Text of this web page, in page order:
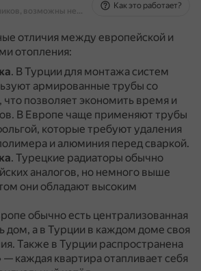
На основе источников, возможны неточности
Как это работает?
отличия между европейской и
отопления:
. В Турции для монтажа систем
армированные трубы со
позволяет экономить время и
В Европе чаще применяют трубы
которые требуют удаления
и алюминия перед сваркой.
. Турецкие радиаторы обычно
аналогов, но немного выше
они обладают высоким
обычно есть централизованная
дом, а в Турции в каждом доме своя
Также в Турции распространена
каждая квартира отапливает себя